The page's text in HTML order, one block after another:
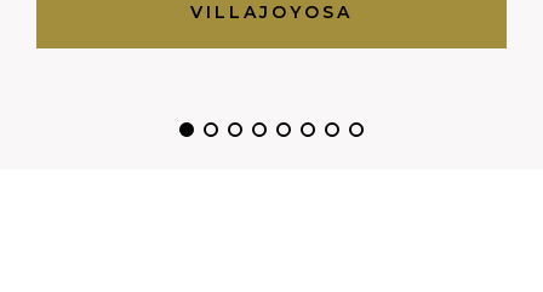
VILLAJOYOSA